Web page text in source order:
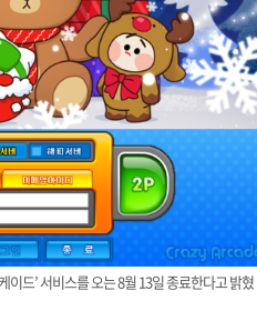
드’ 서비스를 오는 8월 13일 종료한다고 밝혔